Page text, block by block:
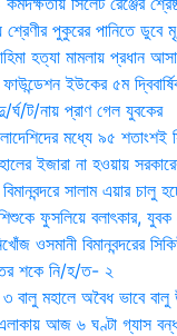
শ্রেণীর পুকুরের পানিতে ডুবে
হত্যা মামলায় প্রধান
ইউকের ৫ম
ট/নায় প্রাণ গেল যুবকের
মধ্যে ৯৫ শতাংশই
ইজারা না হওয়ায়
সালাম এয়ার চালু
ফুসলিয়ে বলাৎকার, যুবক
ওসমানী বিমানবন্দরের
শকে নি/হ/ত- ২
বালু মহালে অবৈধ ভাবে
আজ ৬ ঘণ্টা গ্যাস